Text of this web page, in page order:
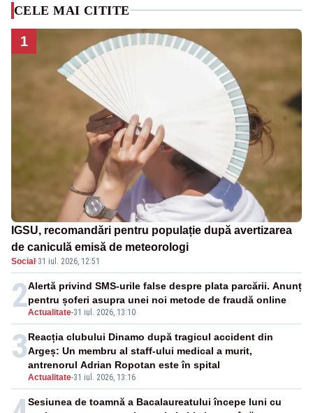
CELE MAI CITITE
1
IGSU, recomandări pentru populație după avertizarea
de caniculă emisă de meteorologi
Social ·31 iul. 2026, 12:51
2Actualitate-31 iul. 2026, 13:10
Alertă privind SMS-urile false despre plata parcării. Anunț
pentru șoferi asupra unei noi metode de fraudă online
3
Actualitate-31 iul. 2026, 13:16
Reacția clubului Dinamo după tragicul accident din
Argeș: Un membru al staff-ului medical a murit,
antrenorul Adrian Ropotan este în spital
Sesiunea de toamnă a Bacalaureatului începe luni cu